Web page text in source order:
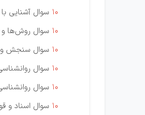
10 سوال آشنایی
10 سوال روش‌ها
10 سوال سنجش و
10 سوال
10 سوال
10 سوال اسناد و